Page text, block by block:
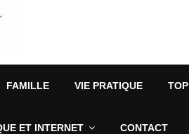
FAMILLE VIE PRATIQUE TOP
ET INTERNET CONTACT